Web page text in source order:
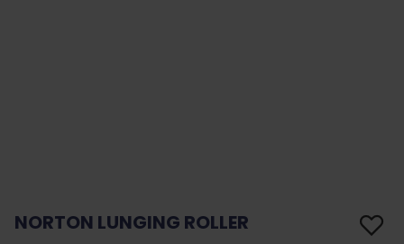
NORTON LUNGING ROLLER